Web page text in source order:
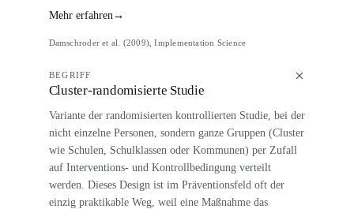
Mehr erfahren →
Damschroder et al. (2009), Implementation Science
BEGRIFF
Cluster-randomisierte Studie
Variante der randomisierten kontrollierten Studie, bei der
nicht einzelne Personen, sondern ganze Gruppen (Cluster
wie Schulen, Schulklassen oder Kommunen) per Zufall
auf Interventions- und Kontrollbedingung verteilt
werden. Dieses Design ist im Präventionsfeld oft der
einzig praktikable Weg, weil eine Maßnahme das